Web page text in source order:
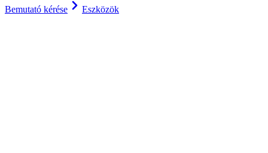
Bemutató kérése Eszközök